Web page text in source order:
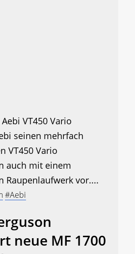
VT450 Vario
seinen mehrfach
VT450 Vario
auch mit einem
Raupenlaufwerk vor....
#Aebi
neue MF 1700